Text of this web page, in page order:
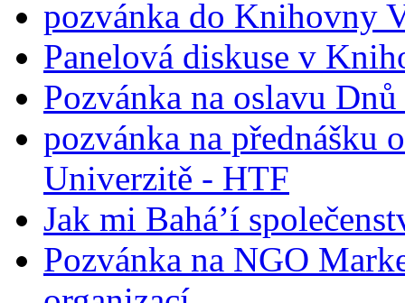
pozvánka do Knihovny
Panelová diskuse v
Pozvánka na oslavu
pozvánka na přednášku
Univerzitě - HTF
Jak mi Bahá’í
Pozvánka na NGO